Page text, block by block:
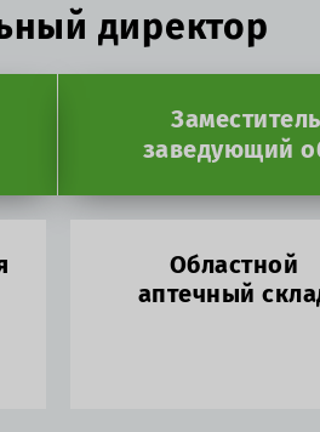
директор
заведующий
Областной
аптечный